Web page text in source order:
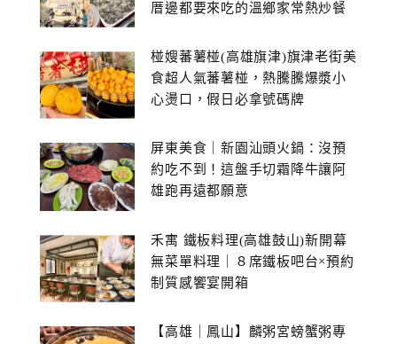
厝邊都要來吃的溫鄉家常熱炒餐
椪嫂蕃薯椪(高雄旗津)旗津老街美
食超人氣蕃薯椪，熱騰騰爆漿小
心燙口，假日必拿號碼牌
屏東美食｜新園汕頭火鍋：沒預
約吃不到！這盤手切霜降牛讓阿
雄跑再遠都願意
禾寓 鐵板料理(高雄鼓山)新開幕
無菜單料理｜８席鐵板吧台×預約
制質感饗宴開箱
【高雄｜鳳山】麟粥宮螃蟹粥專